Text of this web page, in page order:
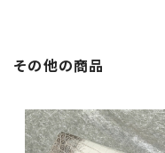
その他の商品